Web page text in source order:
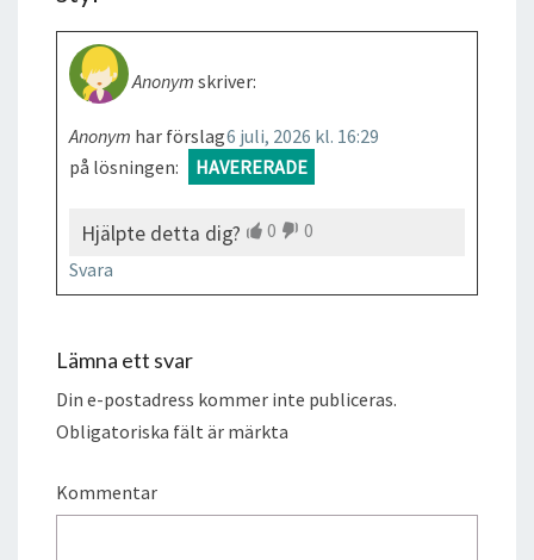
Anonym skriver:
6 juli, 2026 kl. 16:29
Anonym har förslag
på lösningen:
HAVERERADE
Hjälpte detta dig? 0
0
Svara
Lämna ett svar
Din e-postadress kommer inte publiceras.
Obligatoriska fält är märkta
Kommentar